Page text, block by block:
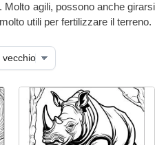
agili, possono anche girarsi
utili per fertilizzare il terreno.